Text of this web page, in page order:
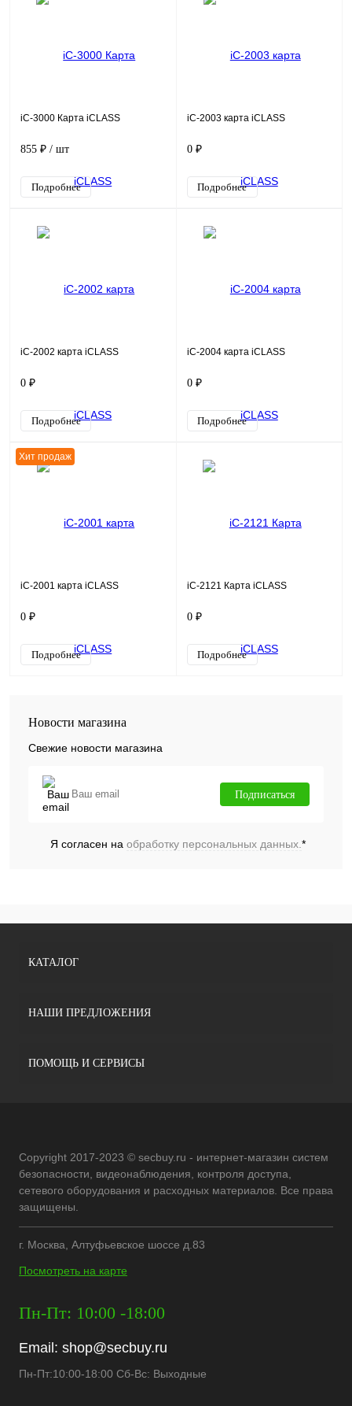
iC-3000 Карта iCLASS
855 ₽ / шт
Подробнее
iC-2003 карта iCLASS
0 ₽
Подробнее
iC-2002 карта iCLASS
0 ₽
Подробнее
iC-2004 карта iCLASS
0 ₽
Подробнее
Хит продаж
iC-2001 карта iCLASS
0 ₽
Подробнее
iC-2121 Карта iCLASS
0 ₽
Подробнее
Новости магазина
Свежие новости магазина
Подписаться
Я согласен на обработку персональных данных.*
КАТАЛОГ
НАШИ ПРЕДЛОЖЕНИЯ
ПОМОЩЬ И СЕРВИСЫ
Copyright 2017-2023 © secbuy.ru - интернет-магазин систем
безопасности, видеонаблюдения, контроля доступа,
сетевого оборудования и расходных материалов. Все права
защищены.
г. Москва, Алтуфьевское шоссе д.83
Посмотреть на карте
Пн-Пт: 10:00 -18:00
Email: shop@secbuy.ru
Пн-Пт:10:00-18:00 Сб-Вс: Выходные